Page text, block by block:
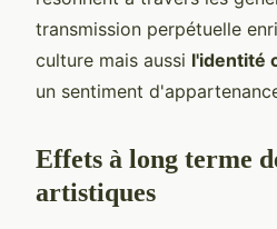
transmission perpétuelle
culture mais aussi l'identité
un sentiment
Effets à long terme
artistiques